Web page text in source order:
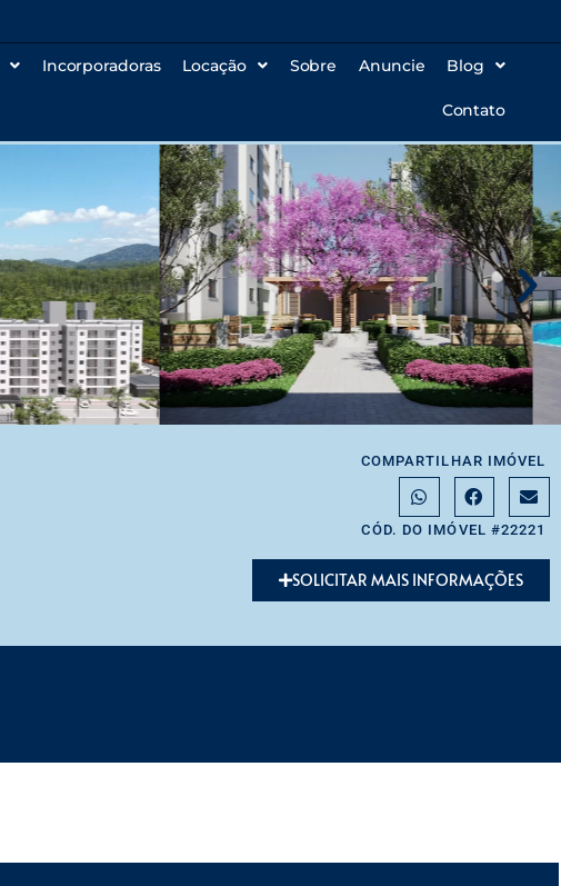
Incorporadoras Locação Sobre Anuncie Blog
Contato
COMPARTILHAR IMÓVEL
CÓD. DO IMÓVEL #22221
SOLICITAR MAIS INFORMAÇÕES